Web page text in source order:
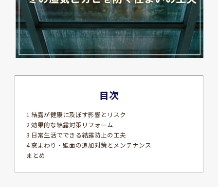
目次
1 結露が健康に及ぼす影響とリスク
2 効果的な結露対策リフォーム
3 日常生活でできる結露防止の工夫
4 窓まわり・壁面の追加対策とメンテナンス
まとめ